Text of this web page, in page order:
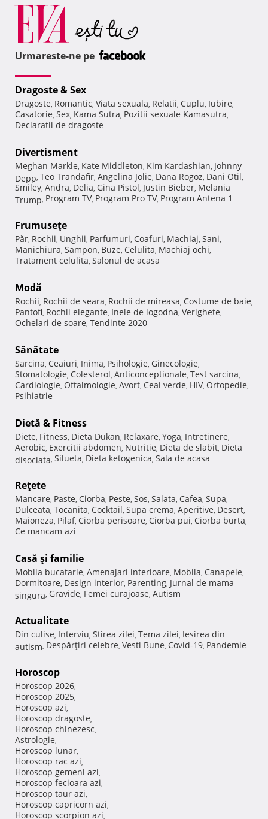
Urmareste-ne pe
Dragoste & Sex
Dragoste, Romantic, Viata sexuala, Relatii, Cuplu, Iubire,
Casatorie, Sex, Kama Sutra, Pozitii sexuale Kamasutra,
Declaratii de dragoste
Divertisment
Meghan Markle, Kate Middleton, Kim Kardashian, Johnny
Depp, Teo Trandafir, Angelina Jolie, Dana Rogoz, Dani Otil,
Smiley, Andra, Delia, Gina Pistol, Justin Bieber, Melania
Trump, Program TV, Program Pro TV, Program Antena 1
Frumuseţe
Păr, Rochii, Unghii, Parfumuri, Coafuri, Machiaj, Sani,
Manichiura, Sampon, Buze, Celulita, Machiaj ochi,
Tratament celulita, Salonul de acasa
Modă
Rochii, Rochii de seara, Rochii de mireasa, Costume de baie,
Pantofi, Rochii elegante, Inele de logodna, Verighete,
Ochelari de soare, Tendinte 2020
Sănătate
Sarcina, Ceaiuri, Inima, Psihologie, Ginecologie,
Stomatologie, Colesterol, Anticonceptionale, Test sarcina,
Cardiologie, Oftalmologie, Avort, Ceai verde, HIV, Ortopedie,
Psihiatrie
Dietă & Fitness
Diete, Fitness, Dieta Dukan, Relaxare, Yoga, Intretinere,
Aerobic, Exercitii abdomen, Nutritie, Dieta de slabit, Dieta
disociata, Silueta, Dieta ketogenica, Sala de acasa
Reţete
Mancare, Paste, Ciorba, Peste, Sos, Salata, Cafea, Supa,
Dulceata, Tocanita, Cocktail, Supa crema, Aperitive, Desert,
Maioneza, Pilaf, Ciorba perisoare, Ciorba pui, Ciorba burta,
Ce mancam azi
Casă şi familie
Mobila bucatarie, Amenajari interioare, Mobila, Canapele,
Dormitoare, Design interior, Parenting, Jurnal de mama
singura, Gravide, Femei curajoase, Autism
Actualitate
Din culise, Interviu, Stirea zilei, Tema zilei, Iesirea din
autism, Despărţiri celebre, Vesti Bune, Covid-19, Pandemie
Horoscop
Horoscop 2026,
Horoscop 2025,
Horoscop azi,
Horoscop dragoste,
Horoscop chinezesc,
Astrologie,
Horoscop lunar,
Horoscop rac azi,
Horoscop gemeni azi,
Horoscop fecioara azi,
Horoscop taur azi,
Horoscop capricorn azi,
Horoscop scorpion azi,